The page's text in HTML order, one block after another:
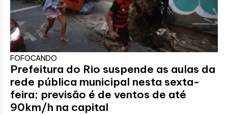
FOFOCANDO
Prefeitura do Rio suspende as aulas da
rede pública municipal nesta sexta-
feira; previsão é de ventos de até
90km/h na capital